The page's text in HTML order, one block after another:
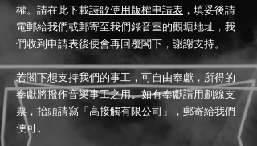
權。請在此下載詩歌使用版權申請表 ，填妥後請
電郵給我們或郵寄至我們錄音室的觀塘地址，我
們收到申請表後便會再回覆閣下，謝謝支持。
若閣下想支持我們的事工，可自由奉獻，所得的
奉獻將撥作音樂事工之用。如有奉獻請用劃線支
票，抬頭請寫「高接觸有限公司」，郵寄給我們
便可。